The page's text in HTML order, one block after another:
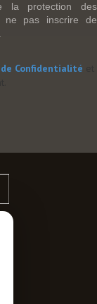
protection des
ne pas inscrire de
Confidentialité